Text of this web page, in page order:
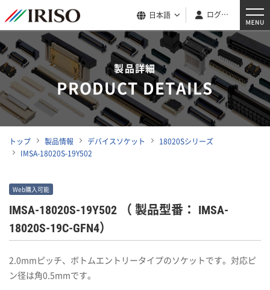
日本語 ログイン
製品詳細
PRODUCT DETAILS
トップ 製品情報 デバイスソケット
18020Sシリーズ
IMSA-18020S-19Y502
Web購入可能
IMSA-18020S-19Y502 （ 製品型番： IMSA-
18020S-19C-GFN4）
2.0mmピッチ、ボトムエントリータイプのソケットです。対応ピ
ン径は角0.5mmです。